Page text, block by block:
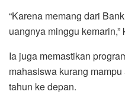
“Karena memang dari
uangnya minggu kemarin,”
Ia juga memastikan
mahasiswa kurang
tahun ke depan.